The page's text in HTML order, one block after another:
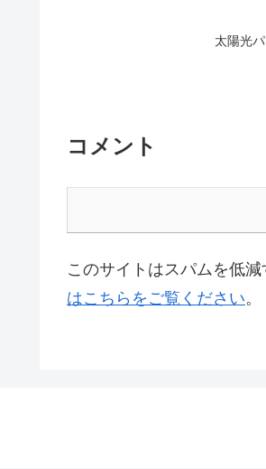
太陽光
コメント
このサイトはスパムを低
はこちらをご覧ください。